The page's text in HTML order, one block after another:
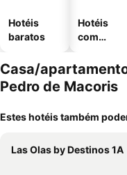
Hotéis
baratos
Hotéis
com
Casa/
Pedro de Macoris
Estes hotéis também
Las Olas by Destinos 1A